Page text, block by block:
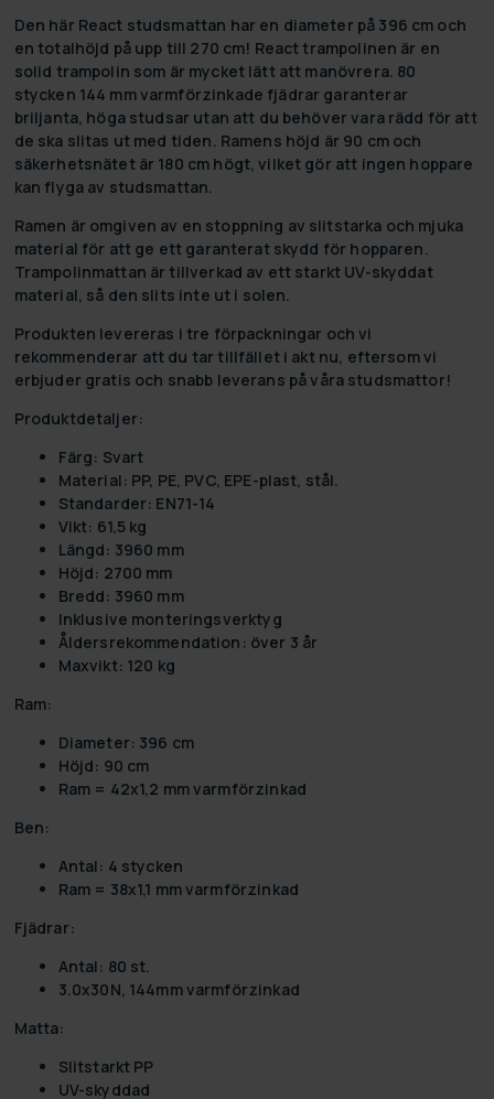
Den här React studsmattan har en diameter på 396 cm och
en totalhöjd på upp till 270 cm! React trampolinen är en
solid trampolin som är mycket lätt att manövrera. 80
stycken 144 mm varmförzinkade fjädrar garanterar
briljanta, höga studsar utan att du behöver vara rädd för att
de ska slitas ut med tiden. Ramens höjd är 90 cm och
säkerhetsnätet är 180 cm högt, vilket gör att ingen hoppare
kan flyga av studsmattan.
Ramen är omgiven av en stoppning av slitstarka och mjuka
material för att ge ett garanterat skydd för hopparen.
Trampolinmattan är tillverkad av ett starkt UV-skyddat
material, så den slits inte ut i solen.
Produkten levereras i tre förpackningar och vi
rekommenderar att du tar tillfället i akt nu, eftersom vi
erbjuder gratis och snabb leverans på våra studsmattor!
Produktdetaljer:
Färg: Svart
Material: PP, PE, PVC, EPE-plast, stål.
Standarder: EN71-14
Vikt: 61,5 kg
Längd: 3960 mm
Höjd: 2700 mm
Bredd: 3960 mm
Inklusive monteringsverktyg
Åldersrekommendation: över 3 år
Maxvikt: 120 kg
Ram:
Diameter: 396 cm
Höjd: 90 cm
Ram = 42x1,2 mm varmförzinkad
Ben:
Antal: 4 stycken
Ram = 38x1,1 mm varmförzinkad
Fjädrar:
Antal: 80 st.
3.0x30N, 144mm varmförzinkad
Matta:
Slitstarkt PP
UV-skyddad